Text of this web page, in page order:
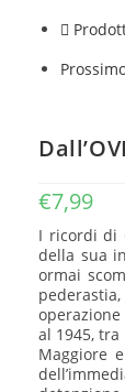
€7,99
I ricordi di
della sua
ormai
operazione
al 1945,
Maggiore